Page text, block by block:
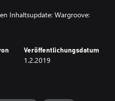
Inhaltsupdate: Wargroove:
Veröffentlichungsdatum
1.2.2019